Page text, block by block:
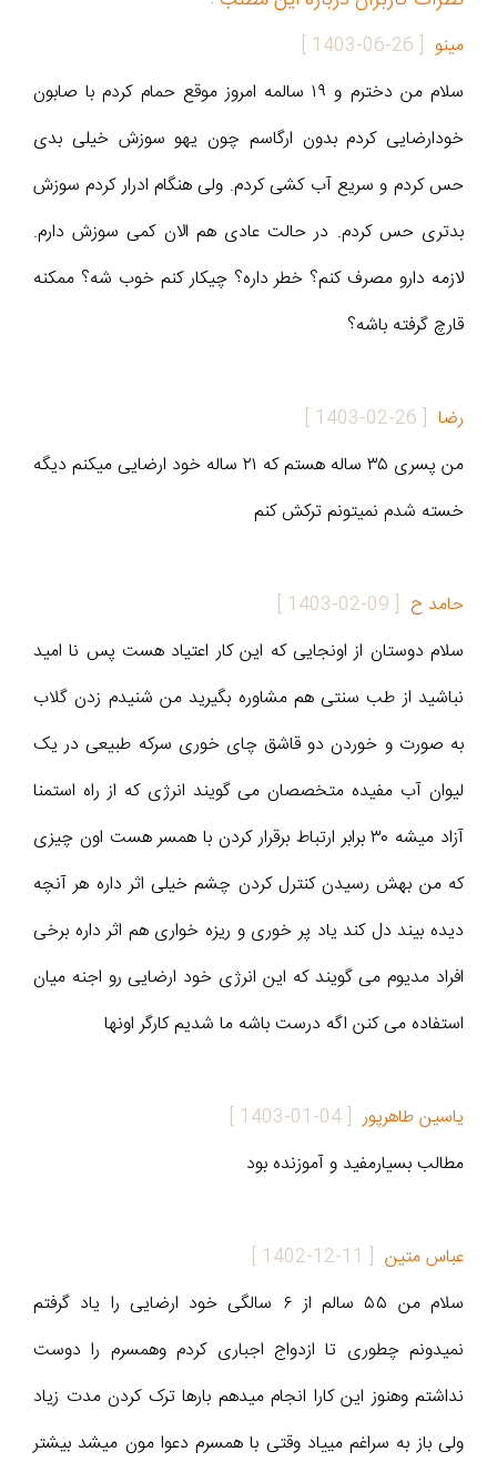
مینو [
1403-06-26
]
سلام من دخترم و ۱۹ سالمه امروز موقع حمام کردم با صابون
خودارضایی کردم بدون ارگاسم چون یهو سوزش خیلی بدی
حس کردم و سریع آب کشی کردم. ولی هنگام ادرار کردم سوزش
بدتری حس کردم. در حالت عادی هم الان کمی سوزش دارم.
لازمه دارو مصرف کنم؟ خطر داره؟ چیکار کنم خوب شه؟ ممکنه
قارچ گرفته باشه؟
رضا [
1403-02-26
]
من پسری ۳۵ ساله هستم که ۲۱ ساله خود ارضایی میکنم دیگه
خسته شدم نمیتونم ترکش کنم
حامد ح [
1403-02-09
]
سلام دوستان از اونجایی که این کار اعتیاد هست پس نا امید
نباشید از طب سنتی هم مشاوره بگیرید من شنیدم زدن گلاب
به صورت و خوردن دو قاشق چای خوری سرکه طبیعی در یک
لیوان آب مفیده متخصصان می گویند انرژی که از راه استمنا
آزاد میشه ۳۰ برابر ارتباط برقرار کردن با همسر هست اون چیزی
که من بهش رسیدن کنترل کردن چشم خیلی اثر داره هر آنچه
دیده بیند دل کند یاد پر خوری و ریزه خواری هم اثر داره برخی
افراد مدیوم می گویند که این انرژی خود ارضایی رو اجنه میان
استفاده می کنن اگه درست باشه ما شدیم کارگر اونها
یاسین طاهرپور [
1403-01-04
]
مطالب بسیارمفید و آموزنده بود
عباس متین [
1402-12-11
]
سلام من ۵۵ سالم از ۶ سالگی خود ارضایی را یاد گرفتم
نمیدونم چطوری تا ازدواج اجباری کردم وهمسرم را دوست
نداشتم وهنوز این کارا انجام میدهم بارها ترک کردن مدت زیاد
ولی باز به سراغم مییاد وقتی با همسرم دعوا مون میشد بیشتر